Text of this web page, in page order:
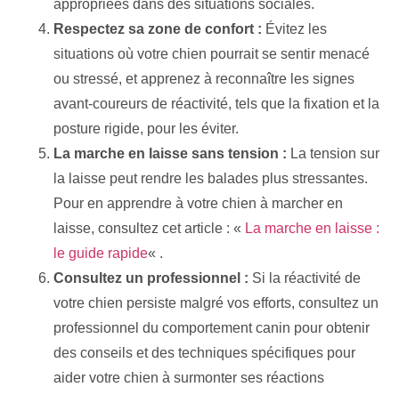
appropriées dans des situations sociales.
Respectez sa zone de confort : Évitez les
situations où votre chien pourrait se sentir menacé
ou stressé, et apprenez à reconnaître les signes
avant-coureurs de réactivité, tels que la fixation et la
posture rigide, pour les éviter.
La marche en laisse sans tension : La tension sur
la laisse peut rendre les balades plus stressantes.
Pour en apprendre à votre chien à marcher en
laisse, consultez cet article : « La marche en laisse :
le guide rapide« .
Consultez un professionnel : Si la réactivité de
votre chien persiste malgré vos efforts, consultez un
professionnel du comportement canin pour obtenir
des conseils et des techniques spécifiques pour
aider votre chien à surmonter ses réactions